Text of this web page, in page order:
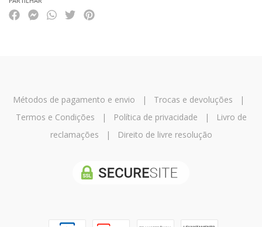
Métodos de pagamento e envio | Trocas e devoluções |
Termos e Condições | Política de privacidade |
Livro de
reclamações | Direito de livre resolução